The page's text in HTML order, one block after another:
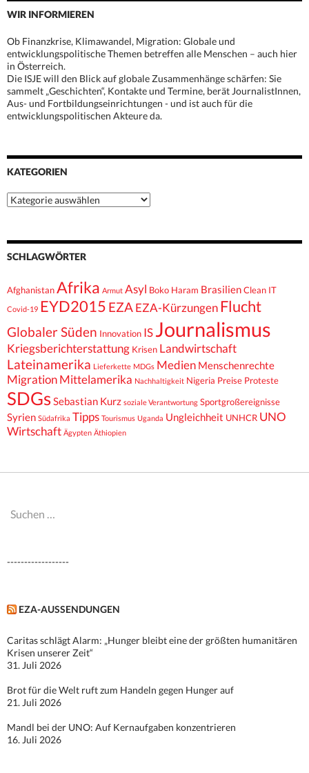
WIR INFORMIEREN
Ob Finanzkrise, Klimawandel, Migration: Globale und
entwicklungspolitische Themen betreffen alle Menschen – auch hier
in Österreich.
Die ISJE will den Blick auf globale Zusammenhänge schärfen: Sie
sammelt „Geschichten“, Kontakte und Termine, berät JournalistInnen,
Aus- und Fortbildungseinrichtungen - und ist auch für die
entwicklungspolitischen Akteure da.
KATEGORIEN
Kategorien
SCHLAGWÖRTER
AfghanistanAfrika Armut Asyl Boko Haram BrasilienClean IT
Covid-19 EYD2015 EZA EZA-Kürzungen Flucht
Globaler Süden Innovation IS Journalismus
Kriegsberichterstattung Krisen Landwirtschaft
Lateinamerika Lieferkette MDGs Medien Menschenrechte
Migration Mittelamerika Nachhaltigkeit Nigeria Preise Proteste
SDGsSebastian Kurz soziale Verantwortung Sportgroßereignisse
Syrien Südafrika Tipps Tourismus Uganda Ungleichheit UNHCR UNO
Wirtschaft Ägypten Äthiopien
Suchen
------------------
EZA-AUSSENDUNGEN
Caritas schlägt Alarm: „Hunger bleibt eine der größten humanitären
Krisen unserer Zeit“
31. Juli 2026
Brot für die Welt ruft zum Handeln gegen Hunger auf
21. Juli 2026
Mandl bei der UNO: Auf Kernaufgaben konzentrieren
16. Juli 2026